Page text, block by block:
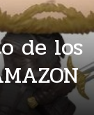
de los